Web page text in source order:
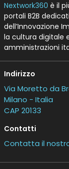
Nextwork360 è il
portali B2B
dell’Innovazione
la cultura digitale
amministrazioni
Indirizzo
Via Moretto da
Milano - Italia
CAP 20133
Contatti
Contatta il